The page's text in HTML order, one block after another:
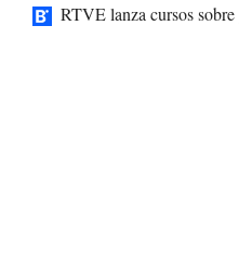
RTVE lanza cursos